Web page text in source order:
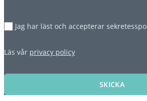
Jag har läst och accepterar
Läs vår privacy policy
SKICKA